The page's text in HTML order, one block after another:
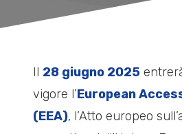
Il 28 giugno 2025
vigore l’European
(EEA), l’Atto europeo